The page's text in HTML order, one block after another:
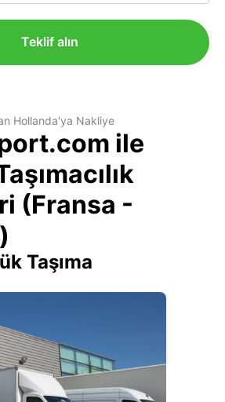
Teklif alın
Hollanda'ya Nakliye
ile
(Fransa -
Taşıma